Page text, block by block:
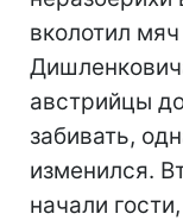
вколотил
австрийцы
забивать,
изменился.
начали